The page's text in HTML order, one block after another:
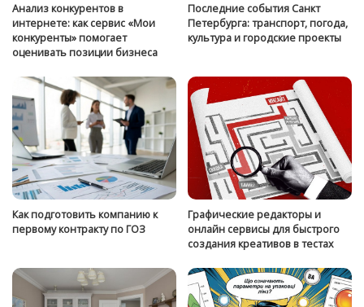
Анализ конкурентов в
интернете: как сервис «Мои
конкуренты» помогает
оценивать позиции бизнеса
Последние события Санкт
Петербурга: транспорт, погода,
культура и городские проекты
Как подготовить компанию к
первому контракту по ГОЗ
Графические редакторы и
онлайн сервисы для быстрого
создания креативов в тестах